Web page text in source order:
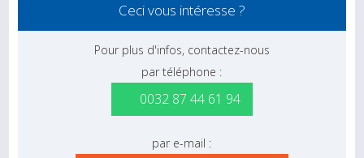
Ceci vous intéresse ?
Pour plus d'infos, contactez-nous
par téléphone :
0032 87 44 61 94
par e-mail :